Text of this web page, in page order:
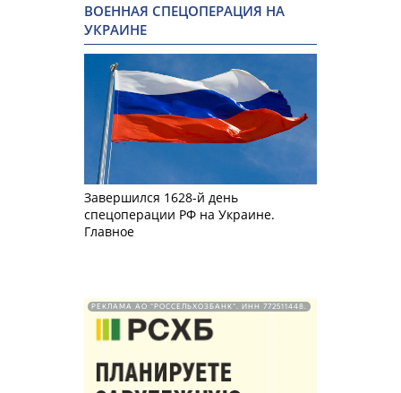
ВОЕННАЯ СПЕЦОПЕРАЦИЯ НА
УКРАИНЕ
Завершился 1628-й день
спецоперации РФ на Украине.
Главное
РЕКЛАМА АО "РОССЕЛЬХОЗБАНК". ИНН 772511448.